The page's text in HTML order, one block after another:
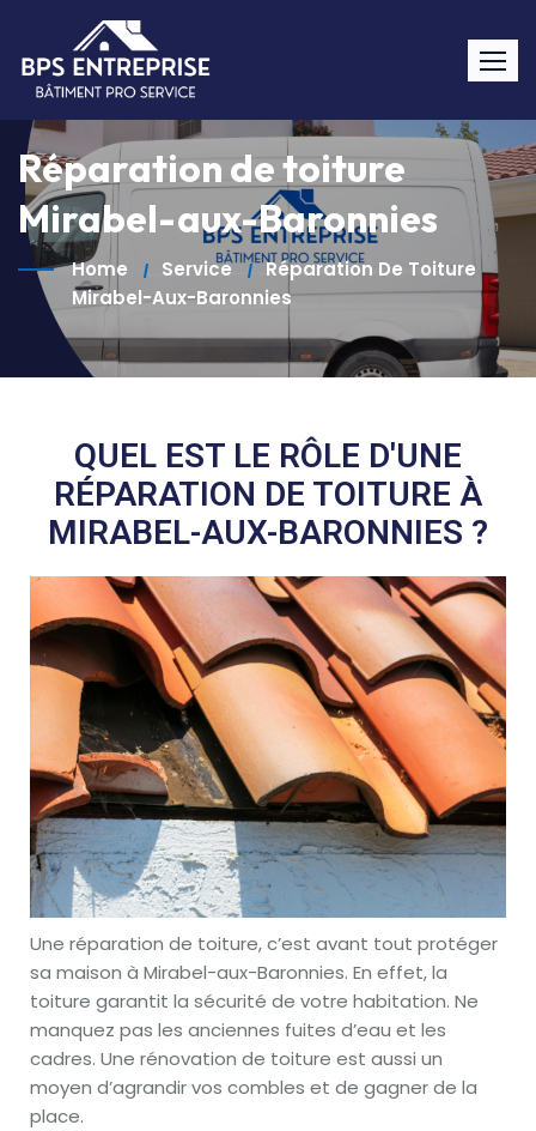
Réparation de toiture
Mirabel-aux-Baronnies
Home Service
Réparation De Toiture
Mirabel-Aux-Baronnies
QUEL EST LE RÔLE D'UNE
RÉPARATION DE TOITURE À
MIRABEL-AUX-BARONNIES ?
Une réparation de toiture, c’est avant tout protéger
sa maison à Mirabel-aux-Baronnies. En effet, la
toiture garantit la sécurité de votre habitation. Ne
manquez pas les anciennes fuites d’eau et les
cadres. Une rénovation de toiture est aussi un
moyen d’agrandir vos combles et de gagner de la
place.